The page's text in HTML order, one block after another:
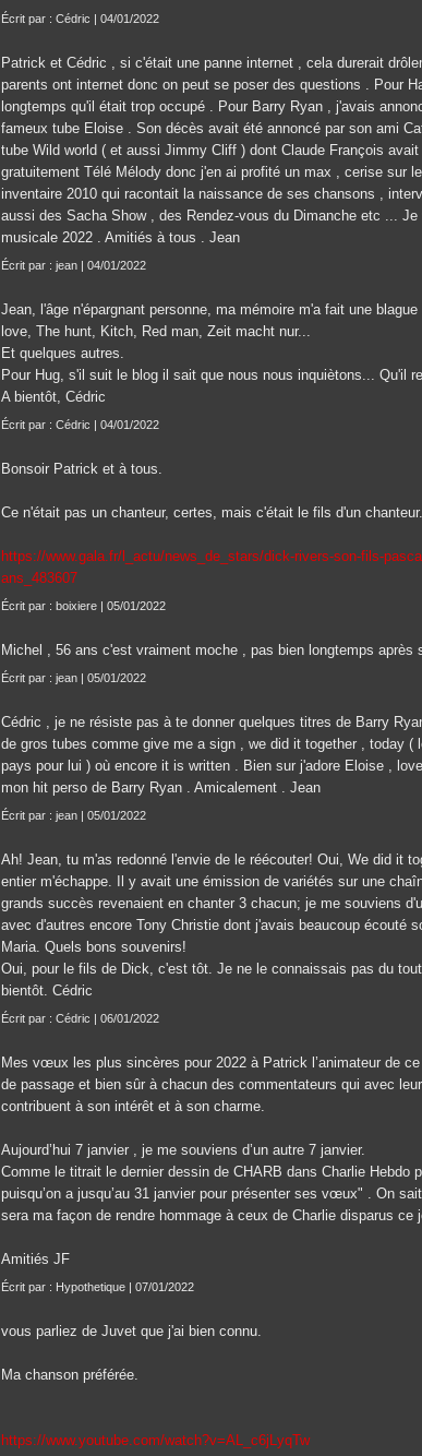
Écrit par : Cédric | 04/01/2022
Patrick et Cédric , si c'était une panne internet , cela durerait
parents ont internet donc on peut se poser des questions . Pour
longtemps qu'il était trop occupé . Pour Barry Ryan , j'avais
fameux tube Eloise . Son décès avait été annoncé par son ami
tube Wild world ( et aussi Jimmy Cliff ) dont Claude François
gratuitement Télé Mélody donc j'en ai profité un max , cerise sur
inventaire 2010 qui racontait la naissance de ses chansons ,
aussi des Sacha Show , des Rendez-vous du Dimanche etc ...
musicale 2022 . Amitiés à tous . Jean
Écrit par : jean | 04/01/2022
Jean, l'âge n'épargnant personne, ma mémoire m'a fait une
love, The hunt, Kitch, Red man, Zeit macht nur...
Et quelques autres.
Pour Hug, s'il suit le blog il sait que nous nous inquiètons... Qu'il
A bientôt, Cédric
Écrit par : Cédric | 04/01/2022
Bonsoir Patrick et à tous.
Ce n'était pas un chanteur, certes, mais c'était le fils d'un
https://www.gala.fr/l_actu/news_de_stars/dick-rivers-son-fils-
ans_483607
Écrit par : boixiere | 05/01/2022
Michel , 56 ans c'est vraiment moche , pas bien longtemps après
Écrit par : jean | 05/01/2022
Cédric , je ne résiste pas à te donner quelques titres de Barry
de gros tubes comme give me a sign , we did it together , today
pays pour lui ) où encore it is written . Bien sur j'adore Eloise ,
mon hit perso de Barry Ryan . Amicalement . Jean
Écrit par : jean | 05/01/2022
Ah! Jean, tu m'as redonné l'envie de le réécouter! Oui, We did it
entier m'échappe. Il y avait une émission de variétés sur une
grands succès revenaient en chanter 3 chacun; je me souviens
avec d'autres encore Tony Christie dont j'avais beaucoup écouté
Maria. Quels bons souvenirs!
Oui, pour le fils de Dick, c'est tôt. Je ne le connaissais pas du
bientôt. Cédric
Écrit par : Cédric | 06/01/2022
Mes vœux les plus sincères pour 2022 à Patrick l’animateur de
de passage et bien sûr à chacun des commentateurs qui avec
contribuent à son intérêt et à son charme.
Aujourd’hui 7 janvier , je me souviens d’un autre 7 janvier.
Comme le titrait le dernier dessin de CHARB dans Charlie Hebdo
puisqu’on a jusqu’au 31 janvier pour présenter ses vœux" . On
sera ma façon de rendre hommage à ceux de Charlie disparus
Amitiés JF
Écrit par : Hypothetique | 07/01/2022
vous parliez de Juvet que j'ai bien connu.
Ma chanson préférée.
https://www.youtube.com/watch?v=AL_c6jLyqTw